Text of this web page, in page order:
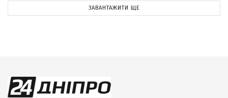
ЗАВАНТАЖИТИ ЩЕ